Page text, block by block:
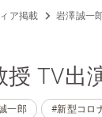
ア掲載 岩澤誠一
授 TV出
一郎 #新型コロ